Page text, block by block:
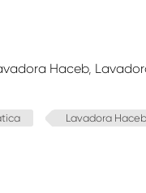
Haceb,
Lavadora Haceb